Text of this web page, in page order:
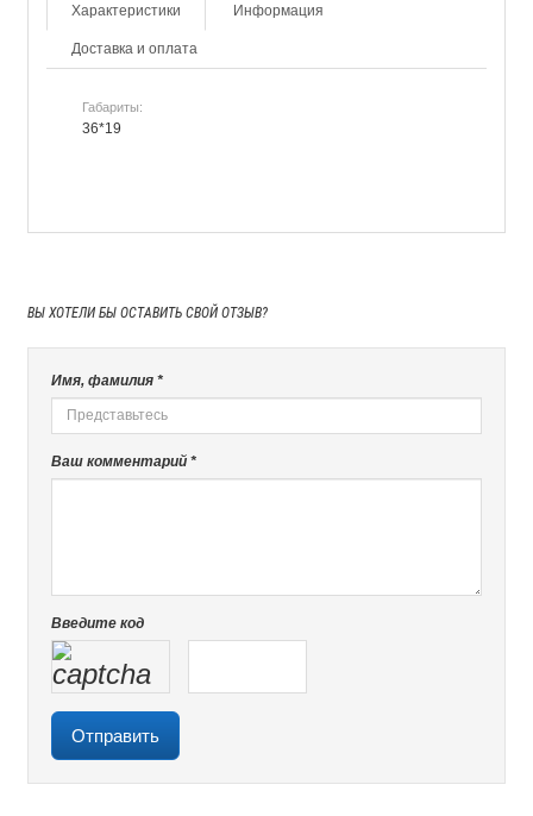
Характеристики Информация
Доставка и оплата
Габариты:
36*19
ВЫ ХОТЕЛИ БЫ ОСТАВИТЬ СВОЙ ОТЗЫВ?
Имя, фамилия *
Ваш комментарий *
Введите код